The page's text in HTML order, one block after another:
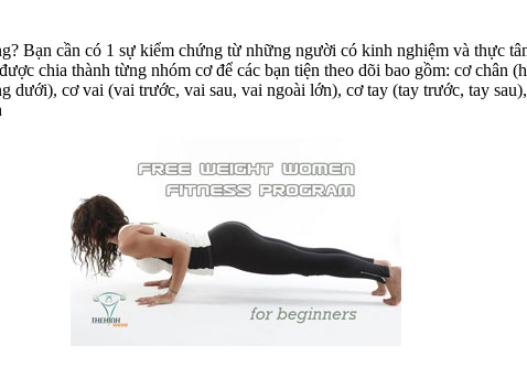
Bạn cần có 1 sự kiểm chứng từ những người có kinh nghiệm và thực
chia thành từng nhóm cơ để các bạn tiện theo dõi bao gồm: cơ
cơ vai (vai trước, vai sau, vai ngoài lớn), cơ tay (tay trước, tay